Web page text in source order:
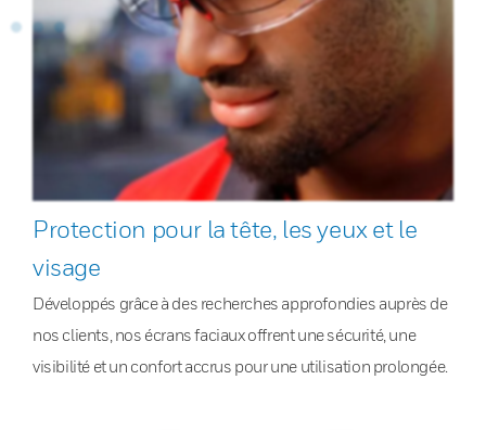
Protection pour la tête, les yeux et le
visage
Développés grâce à des recherches approfondies auprès de
nos clients, nos écrans faciaux offrent une sécurité, une
visibilité et un confort accrus pour une utilisation prolongée.